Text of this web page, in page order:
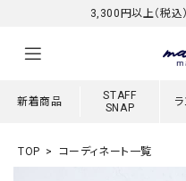
3,300円以上（税込
新着商品
STAFF
SNAP
TOP コーディネート一覧